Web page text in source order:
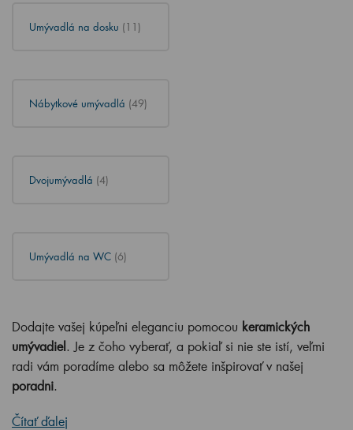
Umývadlá na dosku (11)
Nábytkové umývadlá (49)
Dvojumývadlá (4)
Umývadlá na WC (6)
Dodajte vašej kúpeľni eleganciu pomocou keramických
umývadiel. Je z čoho vyberať, a pokiaľ si nie ste istí, veľmi
radi vám poradíme alebo sa môžete inšpirovať v našej
poradni.
Čítať ďalej